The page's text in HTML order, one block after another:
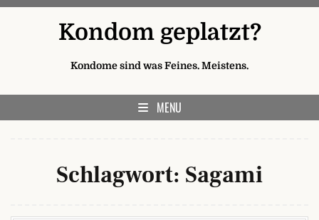
Kondom geplatzt?
Kondome sind was Feines. Meistens.
MENU
Schlagwort: Sagami